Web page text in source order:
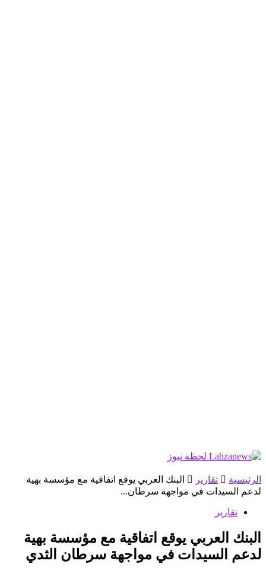
الرئيسية تقارير
البنك العربي يوقع اتفاقية مع مؤسسة بهية
لدعم السيدات في مواجهة سرطان...
تقارير
البنك العربي يوقع اتفاقية مع مؤسسة بهية
لدعم السيدات في مواجهة سرطان الثدي